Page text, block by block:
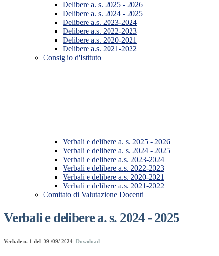
Delibere a. s. 2025 - 2026
Delibere a. s. 2024 - 2025
Delibere a.s. 2023-2024
Delibere a.s. 2022-2023
Delibere a.s. 2020-2021
Delibere a.s. 2021-2022
Consiglio d'Istituto
Verbali e delibere a. s. 2025 - 2026
Verbali e delibere a. s. 2024 - 2025
Verbali e delibere a.s. 2023-2024
Verbali e delibere a.s. 2022-2023
Verbali e delibere a.s. 2020-2021
Verbali e delibere a.s. 2021-2022
Comitato di Valutazione Docenti
Verbali e delibere a. s. 2024 - 2025
Verbale n. 1 del 09 /09/ 2024 Download